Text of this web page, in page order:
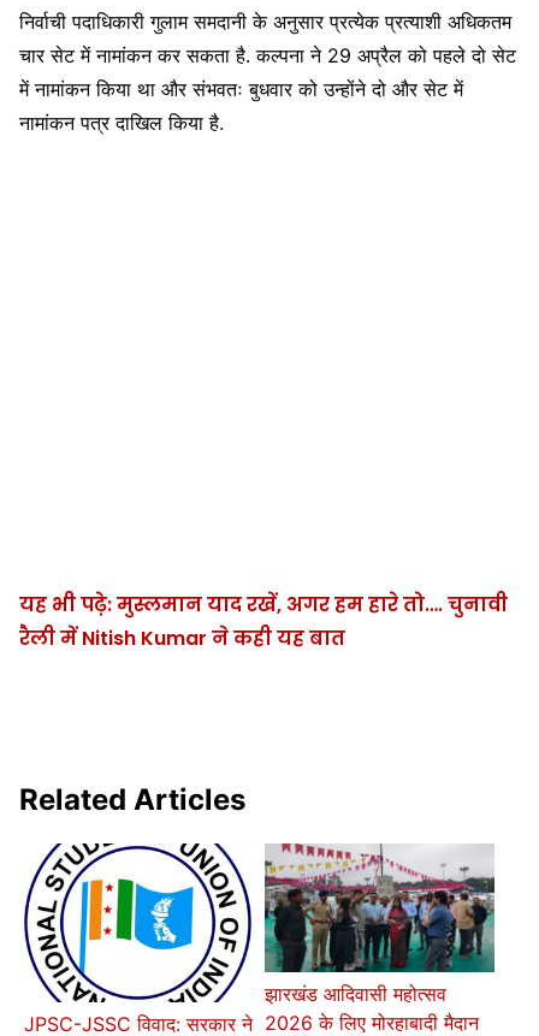
निर्वाची पदाधिकारी गुलाम समदानी के अनुसार प्रत्येक प्रत्याशी अधिकतम
चार सेट में नामांकन कर सकता है. कल्पना ने 29 अप्रैल को पहले दो सेट
में नामांकन किया था और संभवतः बुधवार को उन्होंने दो और सेट में
नामांकन पत्र दाखिल किया है.
यह भी पढ़े: मुस्लमान याद रखें, अगर हम हारे तो…. चुनावी
रैली में Nitish Kumar ने कही यह बात
Related Articles
JPSC-JSSC विवाद: सरकार ने
झारखंड आदिवासी महोत्सव
2026 के लिए मोरहाबादी मैदान